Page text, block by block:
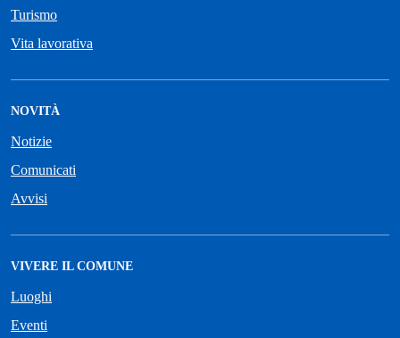
Turismo
Vita lavorativa
NOVITÀ
Notizie
Comunicati
Avvisi
VIVERE IL COMUNE
Luoghi
Eventi